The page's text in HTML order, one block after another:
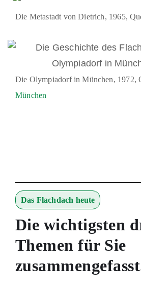
Die Metastadt von Dietrich, 1965,
Die Olympiadorf in München, 1972,
München
Das Flachdach heute
Die wichtigsten
Themen für Sie